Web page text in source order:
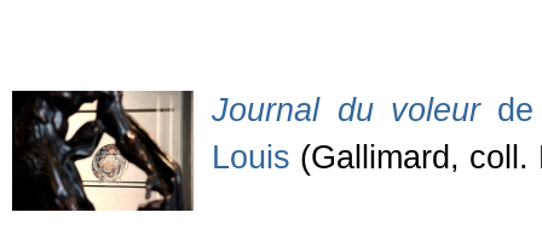
Journal du voleurde
Louis (Gallimard, coll.